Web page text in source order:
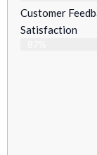
Customer
Satisfaction​